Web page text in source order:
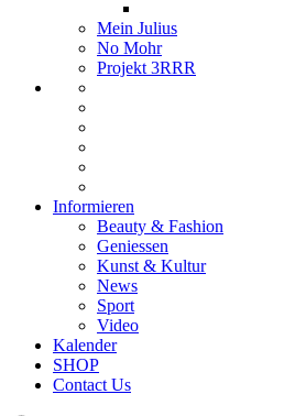
Mein Julius
No Mohr
Projekt 3RRR
Informieren
Beauty & Fashion
Geniessen
Kunst & Kultur
News
Sport
Video
Kalender
SHOP
Contact Us